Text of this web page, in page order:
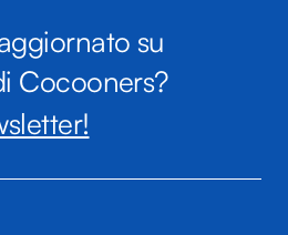
su
Cocooners?